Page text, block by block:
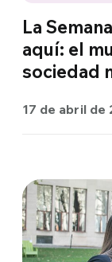
La
aquí: el
sociedad
17 de abril de